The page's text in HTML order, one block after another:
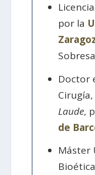
por la
Doctor
Laude,
de
Máster